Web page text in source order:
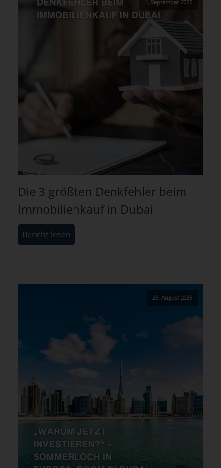
1. September 2025
Die 3 größten Denkfehler beim
Immobilienkauf in Dubai
Bericht lesen
25. August 2025